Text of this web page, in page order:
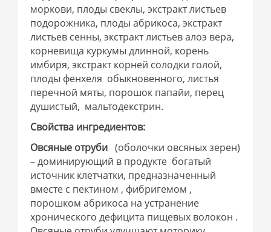
моркови, плоды свеклы, экстракт листьев
подорожника, плоды абрикоса, экстракт
листьев сенны, экстракт листьев алоэ вера,
корневища куркумы длинной, корень
имбиря, экстракт корней солодки голой,
плоды фенхеля обыкновенного, листья
перечной мяты, порошок папайи, перец
душистый, мальтодекстрин.
Свойства ингредиентов:
Овсяные отруби (оболочки овсяных зерен)
– доминирующий в продукте богатый
источник клетчатки, предназначенный
вместе с пектином , фибригемом ,
порошком абрикоса на устранение
хронического дефицита пищевых волокон .